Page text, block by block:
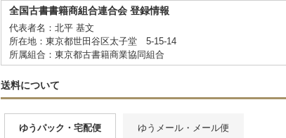
全国古書書籍商組合連合会 登録情報
代表者名：北平 基文
所在地：東京都世田谷区太子堂 5-15-14
所属組合：東京都古書籍商業協同組合
送料について
ゆうパック・宅配便 ゆうメール・メール便